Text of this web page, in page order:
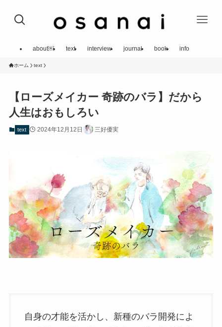
about￼ text interview journal book info
ホーム text
【ローズメイカー 奇跡のバラ】だから
人生はおもしろい
text 2024年12月12日 三好優実
自身の才能を活かし、新種のバラ開発によ